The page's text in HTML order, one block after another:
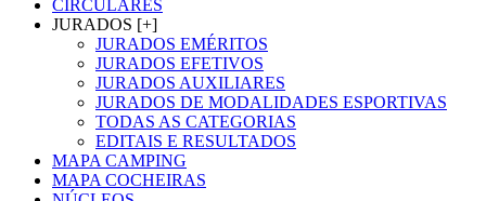
CIRCULARES
JURADOS [+]
JURADOS EMÉRITOS
JURADOS EFETIVOS
JURADOS AUXILIARES
JURADOS DE MODALIDADES ESPORTIVAS
TODAS AS CATEGORIAS
EDITAIS E RESULTADOS
MAPA CAMPING
MAPA COCHEIRAS